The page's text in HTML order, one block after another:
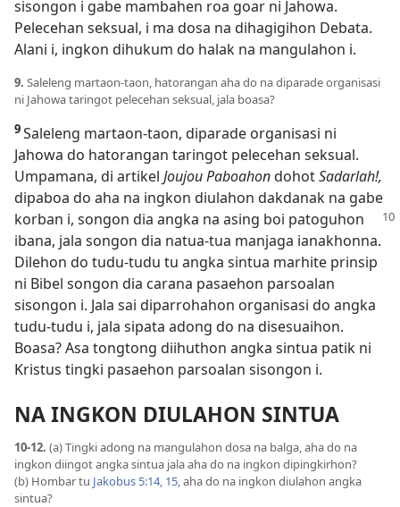
sisongon i gabe mambahen roa goar ni Jahowa.
Pelecehan seksual, i ma dosa na dihagigihon Debata.
Alani i, ingkon dihukum do halak na mangulahon i.
9. Saleleng martaon-taon, hatorangan aha do na diparade organisasi
ni Jahowa taringot pelecehan seksual, jala boasa?
9Saleleng martaon-taon, diparade organisasi ni
Jahowa do hatorangan taringot pelecehan seksual.
Umpamana, di artikel Joujou PaboahondohotSadarlah!,
dipaboa do aha na ingkon diulahon dakdanak na gabe
korban i, songon dia angka na asing boi patoguhon
ibana, jala songon dia natua-tua manjaga ianakhonna.
Dilehon do tudu-tudu tu angka sintua marhite prinsip
ni Bibel songon dia carana pasaehon parsoalan
sisongon i. Jala sai diparrohahon organisasi do angka
tudu-tudu i, jala sipata adong do na disesuaihon.
Boasa? Asa tongtong diihuthon angka sintua patik ni
Kristus tingki pasaehon parsoalan sisongon i.
NA INGKON DIULAHON SINTUA
10-12. (a) Tingki adong na mangulahon dosa na balga, aha do na
ingkon diingot angka sintua jala aha do na ingkon dipingkirhon?
(b) Hombar tu Jakobus 5:14, 15, aha do na ingkon diulahon angka
sintua?